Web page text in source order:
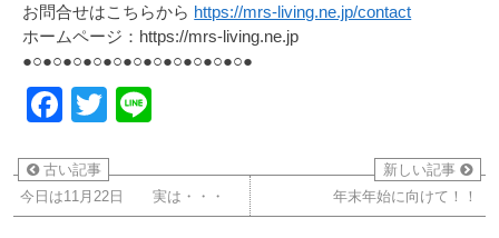
お問合せはこちらから https://mrs-living.ne.jp/contact
ホームページ：https://mrs-living.ne.jp
●○●○●○●○●○●○●○●○●○●○●○●
Facebook
Twitter
古い記事
今日は11月22日 実は・・・
新しい記事
年末年始に向けて！！